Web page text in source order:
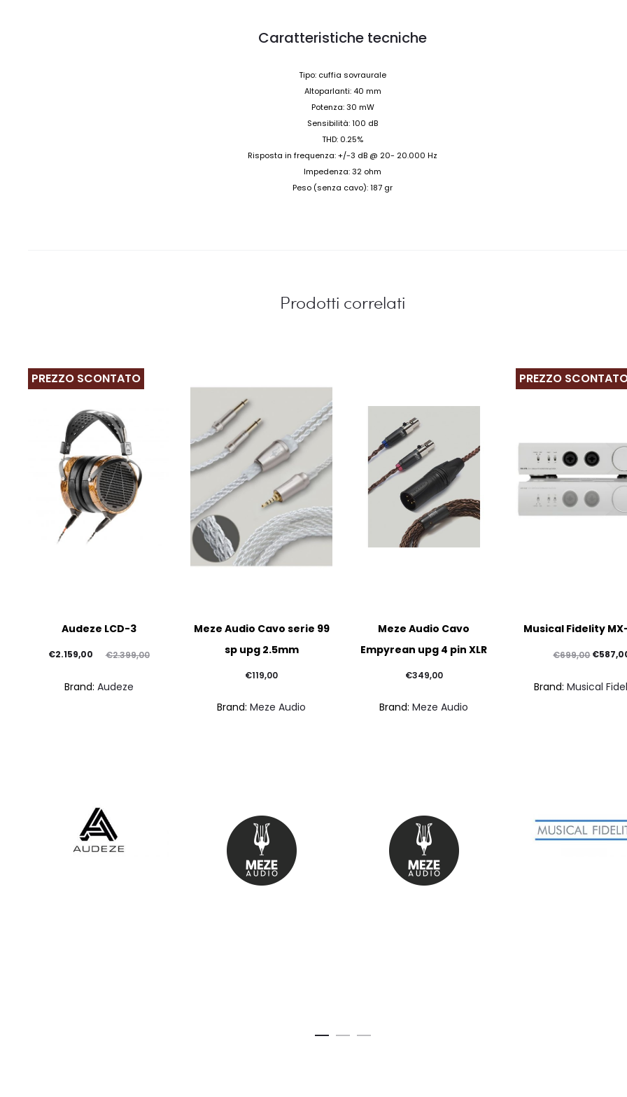
Caratteristiche tecniche
Tipo: cuffia sovraurale
Altoparlanti: 40 mm
Potenza: 30 mW
Sensibilità: 100 dB
THD: 0.25%
Risposta in frequenza: +/-3 dB @ 20- 20.000 Hz
Impedenza: 32 ohm
Peso (senza cavo): 187 gr
Prodotti correlati
PREZZO SCONTATO
Audeze LCD-3
€2.399,00
Il
€2.159,00
Brand: Audeze
Meze Audio Cavo serie 99
sp upg 2.5mm
€119,00
Brand:Meze Audio
Meze Audio Cavo
Empyrean upg 4 pin XLR
€349,00
Brand:Meze Audio
PREZZO
Musical Fidelity
€699,00 Il
€
Brand: Musical